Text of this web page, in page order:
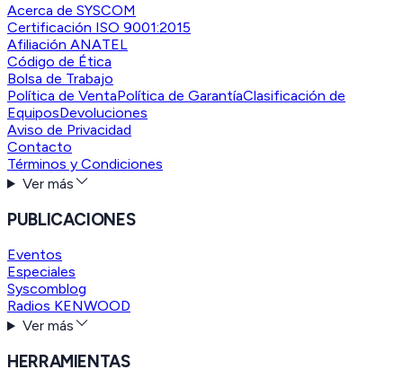
Acerca de SYSCOM
Certificación ISO 9001:2015
Afiliación ANATEL
Código de Ética
Bolsa de Trabajo
Política de VentaPolítica de GarantíaClasificación de
EquiposDevoluciones
Aviso de Privacidad
Contacto
Términos y Condiciones
Ver más
PUBLICACIONES
Eventos
Especiales
Syscomblog
Radios KENWOOD
Ver más
HERRAMIENTAS